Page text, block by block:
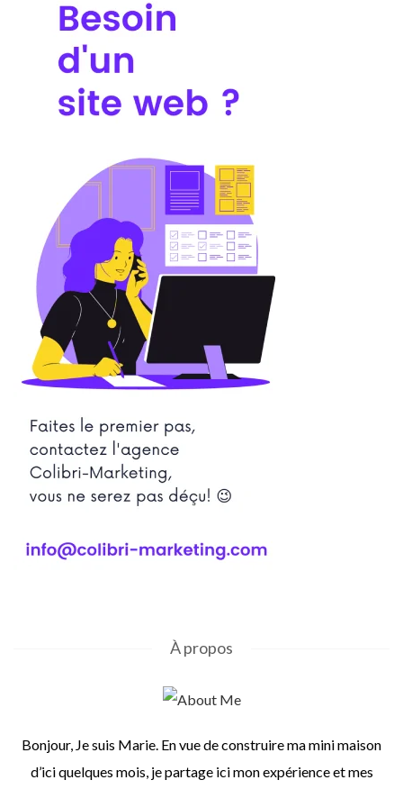
À propos
Bonjour, Je suis Marie. En vue de construire ma mini maison
d’ici quelques mois, je partage ici mon expérience et mes